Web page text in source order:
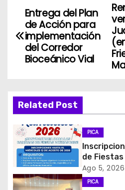
N
a
g
a
c
i
ó
Entrega del Plan
de Acción para
implementación
del Corredor
Bioceánico Vial
Related Post
PICA
de
Ago 5, 2026
PICA